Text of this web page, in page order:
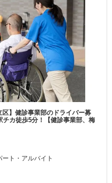
区】健診事業部のドライバー募
カ徒歩5分！【健診事業部、梅
ト・アルバイト